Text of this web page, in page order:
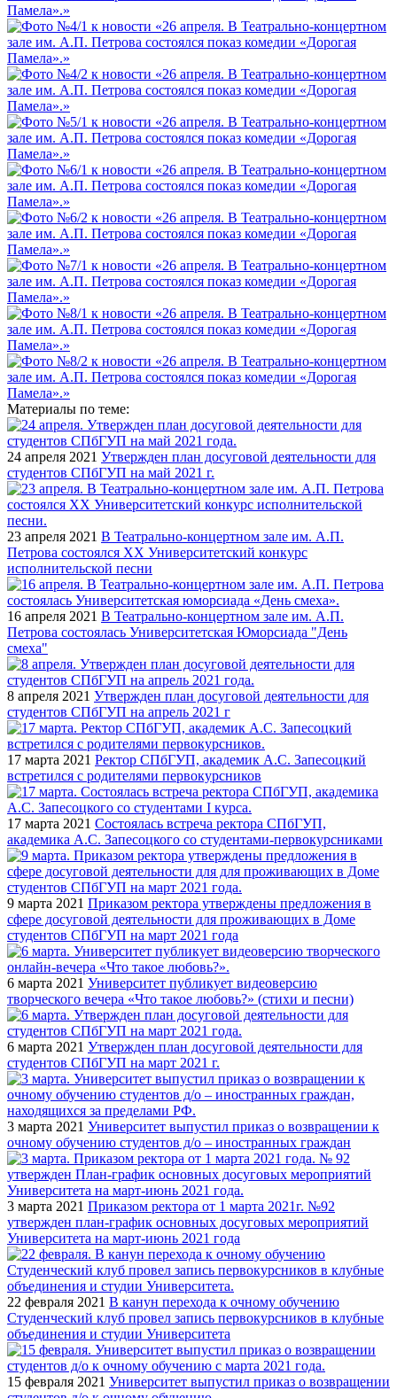
Материалы по теме:
24 апреля 2021 Утвержден план досуговой деятельности для
студентов СПбГУП на май 2021 г.
23 апреля 2021 В Театрально-концертном зале им. А.П.
Петрова состоялся XX Университетский конкурс
исполнительской песни
16 апреля 2021 В Театрально-концертном зале им. А.П.
Петрова состоялась Университетская Юморсиада "День
смеха"
8 апреля 2021 Утвержден план досуговой деятельности для
студентов СПбГУП на апрель 2021 г
17 марта 2021 Ректор СПбГУП, академик А.С. Запесоцкий
встретился с родителями первокурсников
17 марта 2021 Состоялась встреча ректора СПбГУП,
академика А.С. Запесоцкого со студентами-первокурсниками
9 марта 2021 Приказом ректора утверждены предложения в
сфере досуговой деятельности для проживающих в Доме
студентов СПбГУП на март 2021 года
6 марта 2021 Университет публикует видеоверсию
творческого вечера «Что такое любовь?» (стихи и песни)
6 марта 2021 Утвержден план досуговой деятельности для
студентов СПбГУП на март 2021 г.
3 марта 2021 Университет выпустил приказ о возвращении к
очному обучению студентов д/о – иностранных граждан
3 марта 2021 Приказом ректора от 1 марта 2021г. №92
утвержден план-график основных досуговых мероприятий
Университета на март-июнь 2021 года
22 февраля 2021 В канун перехода к очному обучению
Студенческий клуб провел запись первокурсников в клубные
объединения и студии Университета
15 февраля 2021 Университет выпустил приказ о возвращении